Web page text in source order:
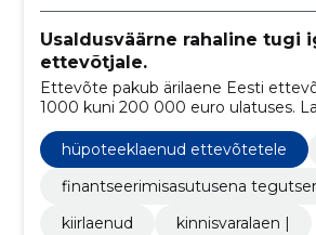
Usaldusväärne rahaline tugi
ettevõtjale.
Ettevõte pakub ärilaene Eesti
1000 kuni 200 000 euro ulatuses.
taotleda käenduse, tagatise või
vastavalt vajadusele ja võimalustele.
hüpoteeklaenud ettevõtetele
finantseerimisasutusena
kiirlaenud
kinnisvaralaen |